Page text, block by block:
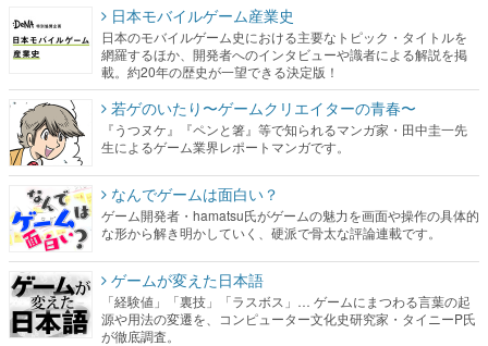
日本モバイルゲーム産業史
日本のモバイルゲーム史における主要なトピック・タイトルを
網羅するほか、開発者へのインタビューや識者による解説を掲
載。約20年の歴史が一望できる決定版！
若ゲのいたり〜ゲームクリエイターの青春〜
『うつヌケ』『ペンと箸』等で知られるマンガ家・田中圭一先
生によるゲーム業界レポートマンガです。
なんでゲームは面白い？
ゲーム開発者・hamatsu氏がゲームの魅力を画面や操作の具体的
な形から解き明かしていく、硬派で骨太な評論連載です。
ゲームが変えた日本語
「経験値」「裏技」「ラスボス」… ゲームにまつわる言葉の起
源や用法の変遷を、コンピューター文化史研究家・タイニーP氏
が徹底調査。